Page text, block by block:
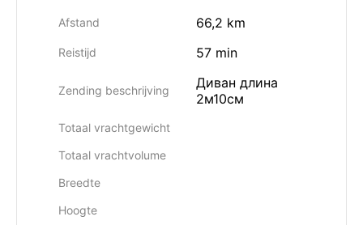
Afstand 66,2 km
Reistijd 57 min
Zending beschrijving
Диван длина
2м10см
Totaal vrachtgewicht
Totaal vrachtvolume
Breedte
Hoogte